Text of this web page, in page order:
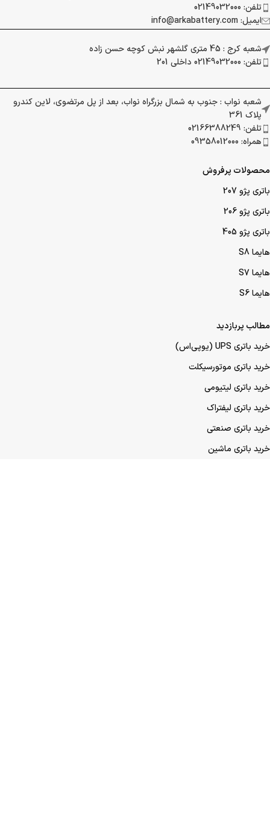
تلفن: 02149032000
ایمیل: info@arkabattery.com
شعبه کرج : 45 متری گلشهر نبش کوچه حسن زاده
تلفن: 02149032000 داخلی 201
شعبه نواب : جنوب به شمال بزرگراه نواب، بعد از پل مرتضوی، لاین کندرو
پلاک 361
تلفن: 02166388249
همراه: 09358012000
محصولات پرفروش
باتری پژو 207
باتری پژو 206
باتری پژو 405
هایما S8
هایما S7
هایما S6
مطالب پربازدید
خرید باتری UPS (یو‌پی‌اس)
خرید باتری موتورسیکلت
خرید باتری لیتیومی
خرید باتری لیفتراک
خرید باتری صنعتی
خرید باتری ماشین